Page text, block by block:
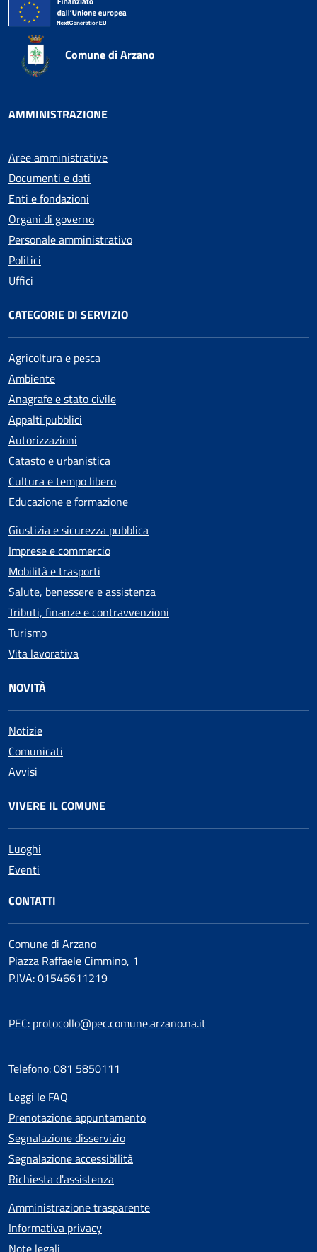
Comune di Arzano
AMMINISTRAZIONE
Aree amministrative
Documenti e dati
Enti e fondazioni
Organi di governo
Personale amministrativo
Politici
Uffici
CATEGORIE DI SERVIZIO
Agricoltura e pesca
Ambiente
Anagrafe e stato civile
Appalti pubblici
Autorizzazioni
Catasto e urbanistica
Cultura e tempo libero
Educazione e formazione
Giustizia e sicurezza pubblica
Imprese e commercio
Mobilità e trasporti
Salute, benessere e assistenza
Tributi, finanze e contravvenzioni
Turismo
Vita lavorativa
NOVITÀ
Notizie
Comunicati
Avvisi
VIVERE IL COMUNE
Luoghi
Eventi
CONTATTI
Comune di Arzano
Piazza Raffaele Cimmino, 1
P.IVA: 01546611219
PEC: protocollo@pec.comune.arzano.na.it
Telefono: 081 5850111
Leggi le FAQ
Prenotazione appuntamento
Segnalazione disservizio
Segnalazione accessibilità
Richiesta d'assistenza
Amministrazione trasparente
Informativa privacy
Note legali